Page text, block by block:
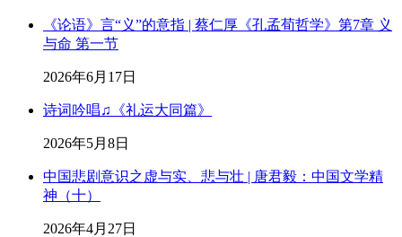
《论语》言“义”的意指 | 蔡仁厚《孔孟荀哲学》第7章 义
与命 第一节
2026年6月17日
诗词吟唱♫《礼运大同篇》
2026年5月8日
中国悲剧意识之虚与实、悲与壮 | 唐君毅：中国文学精
神（十）
2026年4月27日